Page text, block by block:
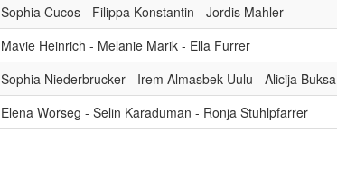
Sophia Cucos - Filippa Konstantin - Jordis Mahler
Mavie Heinrich - Melanie Marik - Ella Furrer
Sophia Niederbrucker - Irem Almasbek Uulu - Alicija Buksa
Elena Worseg - Selin Karaduman - Ronja Stuhlpfarrer